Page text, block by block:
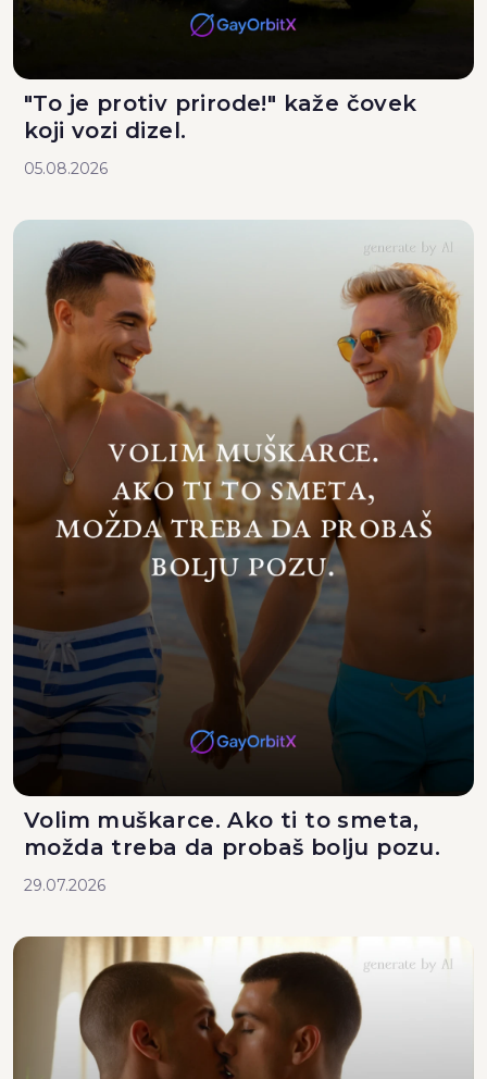
"To je protiv prirode!" kaže čovek
koji vozi dizel.
05.08.2026
Volim muškarce. Ako ti to smeta,
možda treba da probaš bolju pozu.
29.07.2026